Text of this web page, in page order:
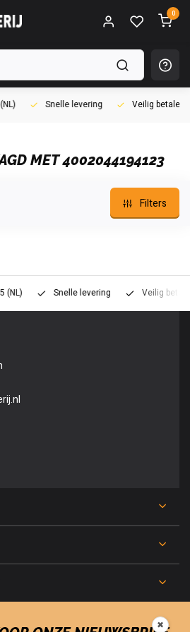
0
Snelle levering Veilig betalen
MET 4002044194123
Filters
Snelle levering Veilig betalen
✖